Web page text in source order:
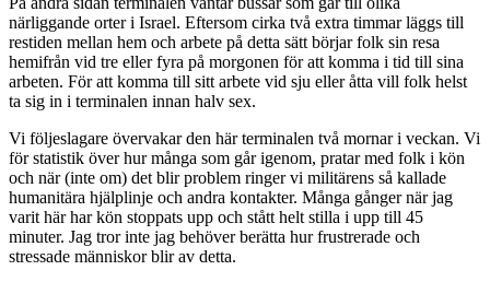
närliggande orter i Israel. Eftersom cirka två extra timmar läggs till
restiden mellan hem och arbete på detta sätt börjar folk sin resa
hemifrån vid tre eller fyra på morgonen för att komma i tid till sina
arbeten. För att komma till sitt arbete vid sju eller åtta vill folk helst
ta sig in i terminalen innan halv sex.
Vi följeslagare övervakar den här terminalen två mornar i veckan. Vi
för statistik över hur många som går igenom, pratar med folk i kön
och när (inte om) det blir problem ringer vi militärens så kallade
humanitära hjälplinje och andra kontakter. Många gånger när jag
varit här har kön stoppats upp och stått helt stilla i upp till 45
minuter. Jag tror inte jag behöver berätta hur frustrerade och
stressade människor blir av detta.